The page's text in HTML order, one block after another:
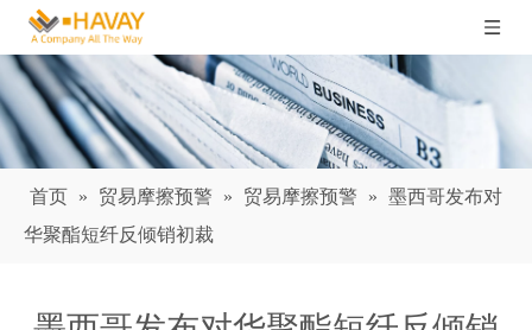
首页 » 贸易摩擦预警 » 贸易摩擦预警 » 墨西哥发布对
华聚酯短纤反倾销初裁